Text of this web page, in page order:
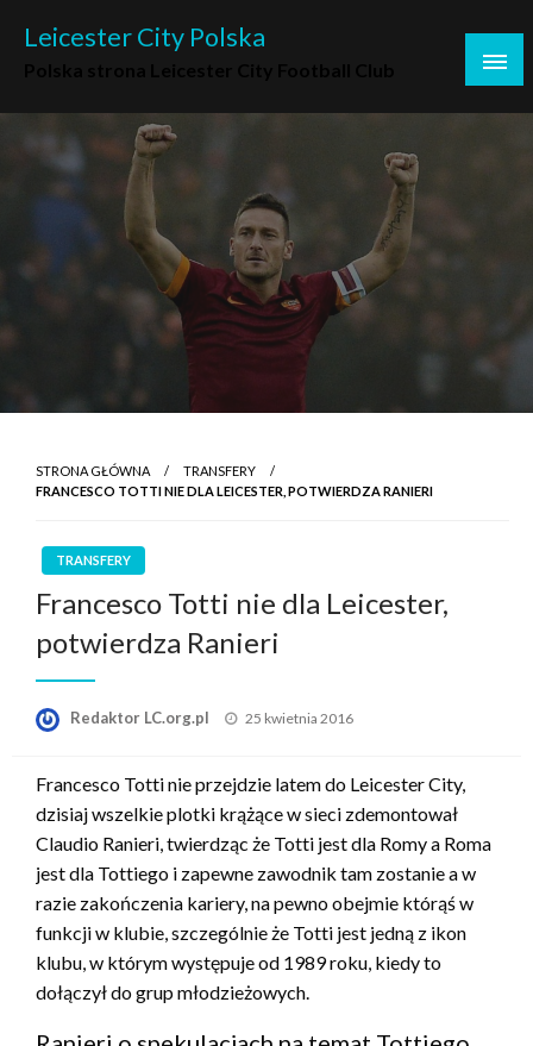
Leicester City Polska
STRONA GŁÓWNA
TRANSFERY
FRANCESCO TOTTI NIE DLA LEICESTER, POTWIERDZA RANIERI
TRANSFERY
Francesco Totti nie dla Leicester,
potwierdza Ranieri
Redaktor LC.org.pl
Opublikowane
25 kwietnia 2016
Francesco Totti nie przejdzie latem do Leicester City,
dzisiaj wszelkie plotki krążące w sieci zdemontował
Claudio Ranieri, twierdząc że Totti jest dla Romy a Roma
jest dla Tottiego i zapewne zawodnik tam zostanie a w
razie zakończenia kariery, na pewno obejmie którąś w
funkcji w klubie, szczególnie że Totti jest jedną z ikon
klubu, w którym występuje od 1989 roku, kiedy to
dołączył do grup młodzieżowych.